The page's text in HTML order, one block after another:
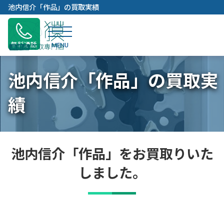
容
キ
プ
池内信介「作品」の買取実績
無料通話
池内信介「作品」の買取実
績
池内信介「作品」をお買取りいた
しました。